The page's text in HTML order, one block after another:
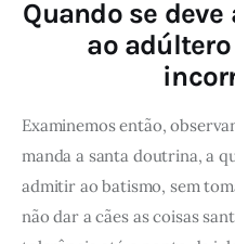
Quando se
ao
Examinemos então,
manda a santa doutrina, a
admitir ao batismo, sem
não dar a cães as coisas